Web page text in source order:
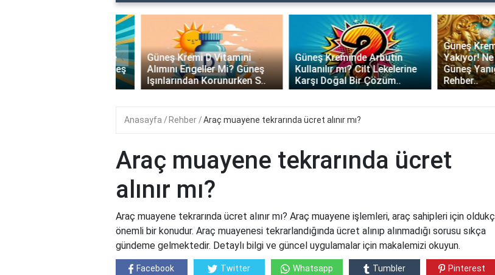
Güneş Kremi D Vitamini
Alımını Engeller Mi? Güneş
Işınlarından Korunurken S..
Güneş Kreminde Arbutin
Kullanılır mı? Cilt Lekelerine
Karşı Doğal Bir Çözüm..
Güneş Kremi
Yakıyor! Ne
Güneş
Rehber..
‹
Anasayfa Rehber Araç muayene tekrarında ücret alınır mı?
Araç muayene tekrarında ücret
alınır mı?
Araç muayene tekrarında ücret alınır mı? Araç muayene işlemleri, araç sahipleri için
önemli bir konudur. Araç muayenesi tekrarlandığında ücret alınıp alınmadığı sorusu sıkça
gündeme gelmektedir. Detaylı bilgi ve güncel uygulamalar için makalemizi okuyun.
Facebook Twitter Whatsapp Tumbler Pinterest